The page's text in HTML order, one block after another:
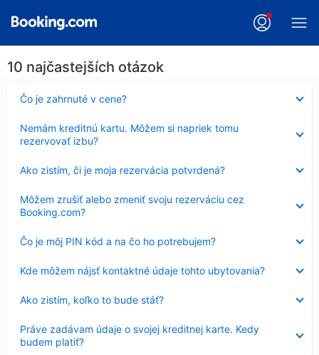
10 najčastejších otázok
Čo je zahrnuté v cene?
Nezobrazuje
sa
Nemám kreditnú kartu. Môžem si napriek tomu
rezervovať izbu?
sa
Ako zistím, či je moja rezervácia potvrdená?
sa
Môžem zrušiť alebo zmeniť svoju rezerváciu cez
Booking.com?
sa
Čo je môj PIN kód a na čo ho potrebujem?
Nezobrazuje
sa
Kde môžem nájsť kontaktné údaje tohto ubytovania?
sa
Ako zistím, koľko to bude stáť?
sa
Práve zadávam údaje o svojej kreditnej karte. Kedy
budem platiť?
sa